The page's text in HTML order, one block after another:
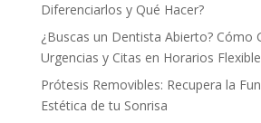
Diferenciarlos y Qué Hacer?
¿Buscas un Dentista Abierto? Cómo
Urgencias y Citas en Horarios
Prótesis Removibles: Recupera la
Estética de tu Sonrisa